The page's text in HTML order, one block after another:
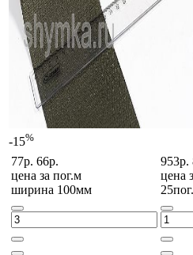
-15%
77р. 66р.
цена за пог.м
ширина 100мм
953р.
цена